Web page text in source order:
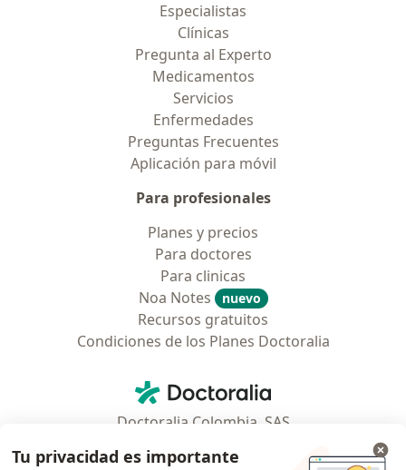
Especialistas
Clínicas
Pregunta al Experto
Medicamentos
Servicios
Enfermedades
Preguntas Frecuentes
Aplicación para móvil
Para profesionales
Planes y precios
Para doctores
Para clinicas
Noa Notes
nuevo
Recursos gratuitos
Condiciones de los Planes Doctoralia
Doctoralia - Página de inicio
Doctoralia Colombia, SAS
Municipio: Bogotá D.C., Colombia
Tu privacidad es importante